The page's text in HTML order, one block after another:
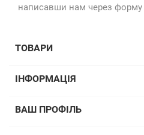
написавши нам через форму
ТОВАРИ
ІНФОРМАЦІЯ
ВАШ ПРОФІЛЬ